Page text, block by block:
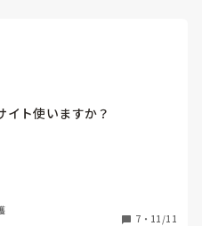
イト使いますか？
そこの情報があるのかなっ
れてしまって😓本当に親身
す
7 ・ 11/11